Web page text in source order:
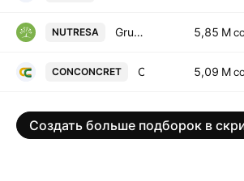
NUTRESA Grupo Nutresa S.A. 5,85 M
CONCONCRET 5,09 M
Создать больше подборок в